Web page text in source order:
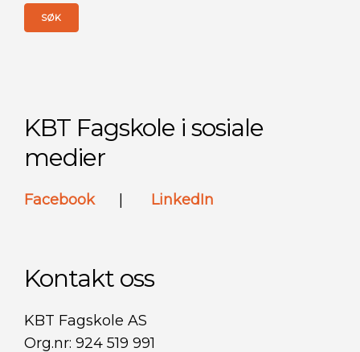
KBT Fagskole i sosiale
medier
Facebook LinkedIn
Kontakt oss
KBT Fagskole AS
Org.nr: 924 519 991